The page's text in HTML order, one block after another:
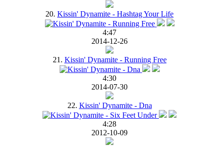
20. Kissin' Dynamite - Hashtag Your Life
4:47
2014-12-26
21. Kissin' Dynamite - Running Free
4:30
2014-07-30
22. Kissin' Dynamite - Dna
4:28
2012-10-09